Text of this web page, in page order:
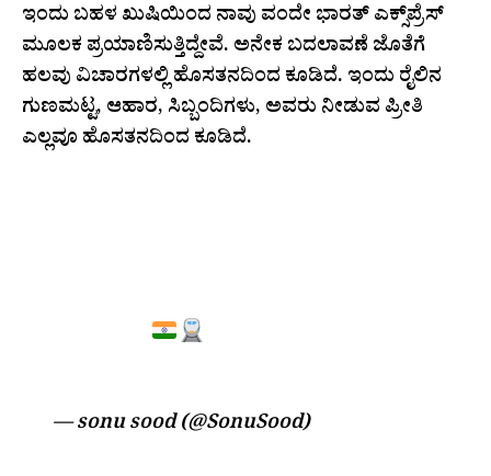
ಇಂದು ಬಹಳ ಖುಷಿಯಿಂದ ನಾವು ವಂದೇ ಭಾರತ್ ಎಕ್ಸ್‌ಪ್ರೆಸ್
ಮೂಲಕ ಪ್ರಯಾಣಿಸುತ್ತಿದ್ದೇವೆ. ಅನೇಕ ಬದಲಾವಣೆ ಜೊತೆಗೆ
ಹಲವು ವಿಚಾರಗಳಲ್ಲಿ ಹೊಸತನದಿಂದ ಕೂಡಿದೆ. ಇಂದು ರೈಲಿನ
ಗುಣಮಟ್ಟ, ಆಹಾರ, ಸಿಬ್ಬಂದಿಗಳು, ಅವರು ನೀಡುವ ಪ್ರೀತಿ
ಎಲ್ಲವೂ ಹೊಸತನದಿಂದ ಕೂಡಿದೆ.
— sonu sood (@SonuSood)